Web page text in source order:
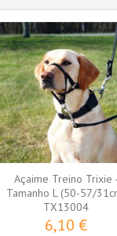
Açaime Treino Trixie -
Tamanho L (50-57/
(TX13004)
TX13004
6,10 €